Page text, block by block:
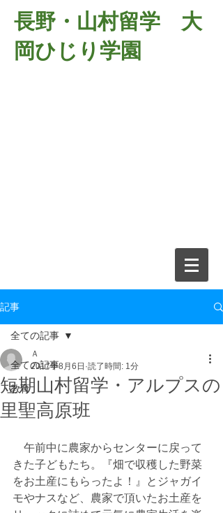
長野・山村留学 大
岡ひじり学園
記事
全ての記事
教育
全ての記事
短期山村留学・アルプスの
里聖高原班
Ａ
2017年8月6日 読了時間: 1分
午前中に農家からセンターに戻って
きた子どもたち。『畑で収穫した野菜
をお土産にもらったよ！』とジャガイ
モやナスなど、農家で頂いたお土産を